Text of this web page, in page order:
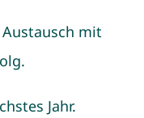
mit
Jahr.